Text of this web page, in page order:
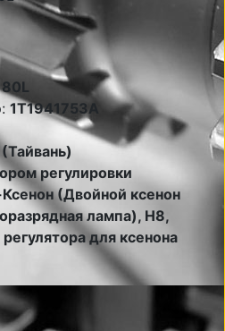
1T1941753A
регулировки
(Двойной ксенон
лампа), H8,
регулятора для ксенона